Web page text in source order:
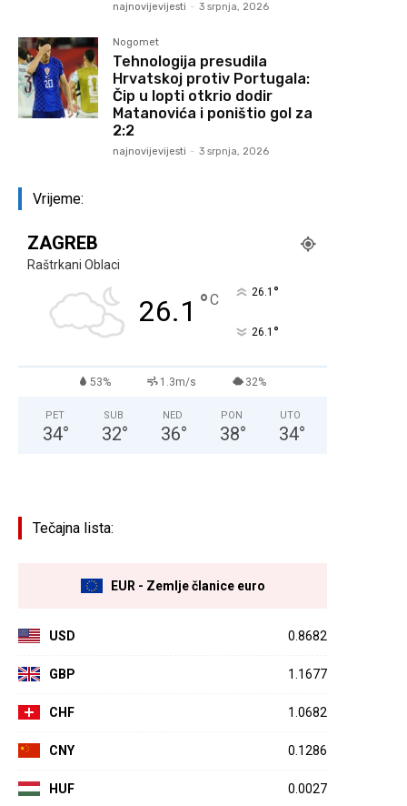
najnovijevijesti - 3 srpnja, 2026
Nogomet
Tehnologija presudila
Hrvatskoj protiv Portugala:
Čip u lopti otkrio dodir
Matanovića i poništio gol za
2:2
najnovijevijesti - 3 srpnja, 2026
Vrijeme:
ZAGREB
Raštrkani Oblaci
26.1 °C 26.1 °
26.1 °
53% 1.3m/s 32%
PET
34°
SUB
32°
NED
36°
PON
38°
UTO
34°
Tečajna lista:
EUR - Zemlje članice euro
USD 0.8682
GBP 1.1677
CHF 1.0682
CNY 0.1286
HUF 0.0027